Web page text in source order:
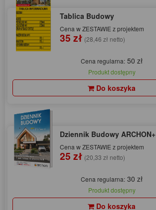
Tablica Budowy
Cena w ZESTAWIE z projektem
35 zł (28,46 zł netto)
Cena regularna: 50 zł
Produkt dostępny
Do koszyka
Dziennik Budowy ARCHON+
Cena w ZESTAWIE z projektem
25 zł (20,33 zł netto)
Cena regularna: 30 zł
Produkt dostępny
Do koszyka